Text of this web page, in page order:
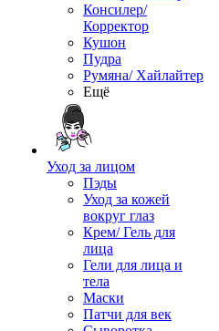
Консилер/
Корректор
Кушон
Пудра
Румяна/ Хайлайтер
Ещё
Уход за лицом
Пэды
Уход за кожей
вокруг глаз
Крем/ Гель для
лица
Гели для лица и
тела
Маски
Патчи для век